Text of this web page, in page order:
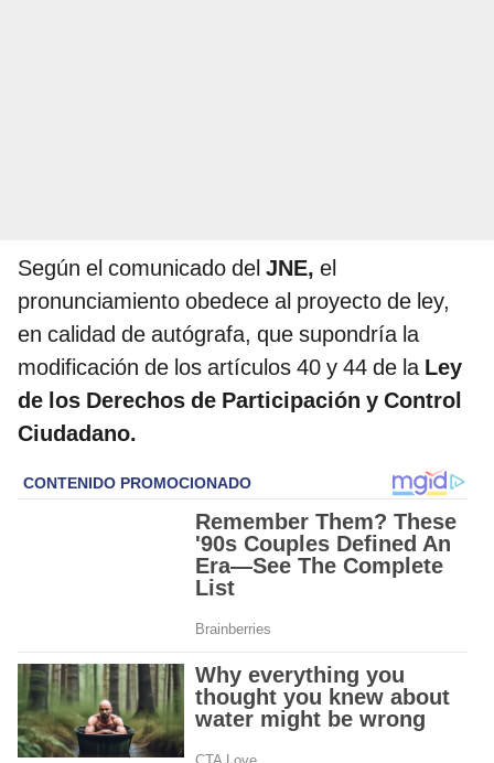
Según el comunicado del JNE, el
pronunciamiento obedece al proyecto de ley,
en calidad de autógrafa, que supondría la
modificación de los artículos 40 y 44 de la Ley
de los Derechos de Participación y Control
Ciudadano.